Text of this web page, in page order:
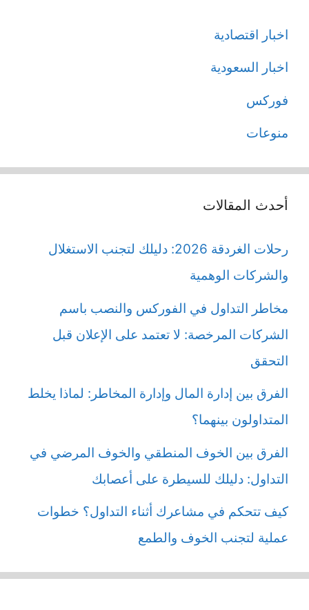
اخبار اقتصادية
اخبار السعودية
فوركس
منوعات
أحدث المقالات
رحلات الغردقة 2026: دليلك لتجنب الاستغلال
والشركات الوهمية
مخاطر التداول في الفوركس والنصب باسم
الشركات المرخصة: لا تعتمد على الإعلان قبل
التحقق
الفرق بين إدارة المال وإدارة المخاطر: لماذا يخلط
المتداولون بينهما؟
الفرق بين الخوف المنطقي والخوف المرضي في
التداول: دليلك للسيطرة على أعصابك
كيف تتحكم في مشاعرك أثناء التداول؟ خطوات
عملية لتجنب الخوف والطمع